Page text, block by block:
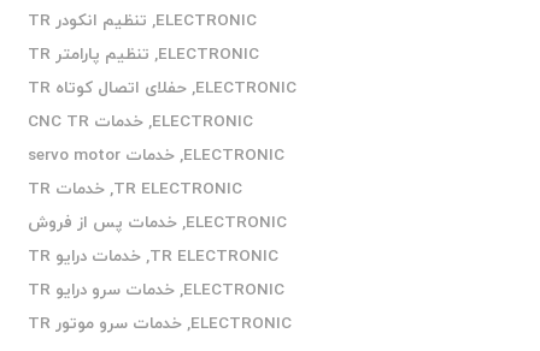
ELECTRONIC
,
تنظیم انکودر TR
ELECTRONIC
,
تنظیم پارامتر TR
ELECTRONIC
,
حفلای اتصال کوتاه TR
ELECTRONIC
,
خدمات CNC TR
ELECTRONIC
,
خدمات servo motor
TR ELECTRONIC
,
خدمات TR
ELECTRONIC
,خدمات پس از فروش
TR ELECTRONIC
,
خدمات درایو TR
ELECTRONIC
,
خدمات سرو درایو TR
ELECTRONIC
,
خدمات سرو موتور TR